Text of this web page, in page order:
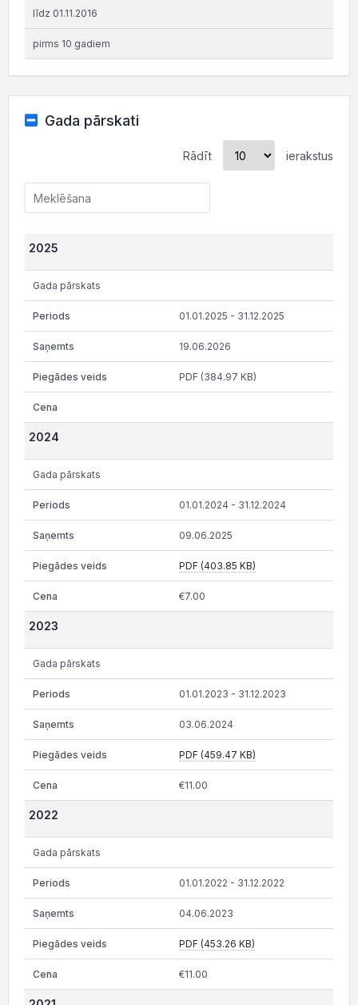
līdz 01.11.2016
pirms 10 gadiem
Gada pārskati
Rādīt ierakstus
2025
Gada pārskats
01.01.2025 - 31.12.2025
19.06.2026
PDF (384.97 KB)
2024
Gada pārskats
01.01.2024 - 31.12.2024
09.06.2025
PDF (403.85 KB)
€7.00
2023
Gada pārskats
01.01.2023 - 31.12.2023
03.06.2024
PDF (459.47 KB)
€11.00
2022
Gada pārskats
01.01.2022 - 31.12.2022
04.06.2023
PDF (453.26 KB)
€11.00